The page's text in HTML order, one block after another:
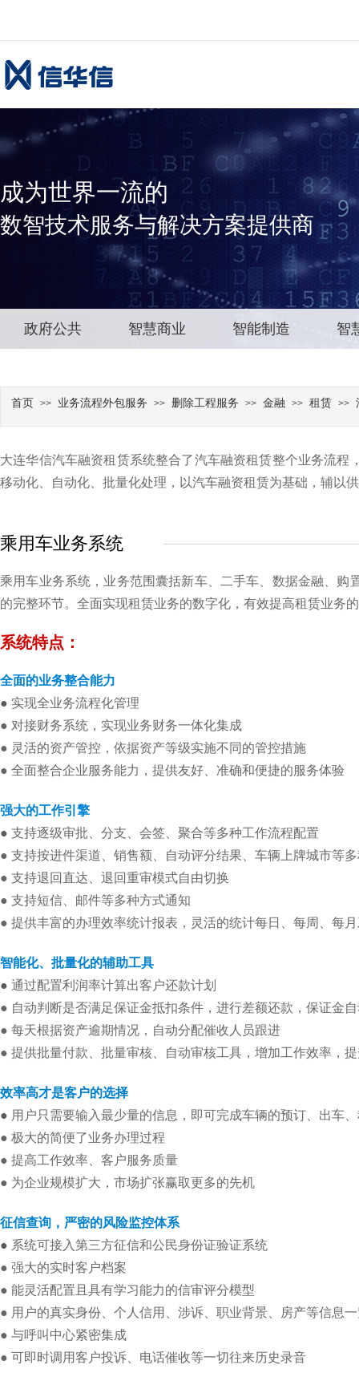
成为世界一流的
数智技术服务与解决方案提供商
政府公共 智慧商业 智能制造 智
首页 >> 业务流程外包服务 >> 删除工程服务 >> 金融 >> 租赁 >>
大连华信汽车融资租赁系统整合了汽车融资租赁整个业务流
移动化、自动化、批量化处理，以汽车融资租赁为基础，辅以
乘用车业务系统
乘用车业务系统，业务范围囊括新车、二手车、数据金融、
的完整环节。全面实现租赁业务的数字化，有效提高租赁业务
系统特点：
全面的业务整合能力
● 实现全业务流程化管理
● 对接财务系统，实现业务财务一体化集成
● 灵活的资产管控，依据资产等级实施不同的管控措施
● 全面整合企业服务能力，提供友好、准确和便捷的服务体验
强大的工作引擎
● 支持逐级审批、分支、会签、聚合等多种工作流程配置
● 支持按进件渠道、销售额、自动评分结果、车辆上牌城市等
● 支持退回直达、退回重审模式自由切换
● 支持短信、邮件等多种方式通知
● 提供丰富的办理效率统计报表，灵活的统计每日、每周、每
智能化、批量化的辅助工具
● 通过配置利润率计算出客户还款计划
● 自动判断是否满足保证金抵扣条件，进行差额还款，保证金
● 每天根据资产逾期情况，自动分配催收人员跟进
● 提供批量付款、批量审核、自动审核工具，增加工作效率，
效率高才是客户的选择
● 用户只需要输入最少量的信息，即可完成车辆的预订、出车
● 极大的简便了业务办理过程
● 提高工作效率、客户服务质量
● 为企业规模扩大，市场扩张赢取更多的先机
征信查询，严密的风险监控体系
● 系统可接入第三方征信和公民身份证验证系统
● 强大的实时客户档案
● 能灵活配置且具有学习能力的信审评分模型
● 用户的真实身份、个人信用、涉诉、职业背景、房产等信息
● 与呼叫中心紧密集成
● 可即时调用客户投诉、电话催收等一切往来历史录音